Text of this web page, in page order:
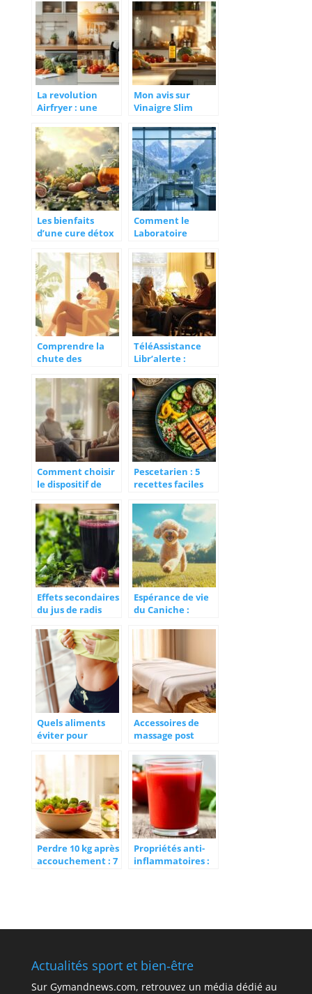
pour
l’incontinence
Différentes
Formes et leur
Ratio
La revolution
Airfryer : une
analyse son
impact calorique
face a la friteuse
Mon avis sur
Vinaigre Slim
test :
Transformation
et Experience
Detaillee
Les bienfaits
d’une cure détox
purifier votre
organisme
Comment le
Laboratoire
Meylan
révolutionne la
beauté naturelle
grâce à
l’excellence de la
nutraceutique
Comprendre la
chute des
accouchement et
ses impacts sur le
bien-être
TéléAssistance
Libr’alerte :
avantages du
crédit d’impôt et
des aides
financières
Comment choisir
le dispositif de
pour garantir la
sécurité des
seniors
Pescetarien : 5
recettes faciles
régime
alimentaire
équilibré au
quotidien
Effets secondaires
du jus de radis
ils ? Guide
complet pour les
mamans
allaitantes
Espérance de vie
du Caniche :
Longévité
Quels aliments
éviter pour
Accessoires de
massage post
le guide complet
pour prendre soin
de votre corps
Perdre 10 kg après
accouchement : 7
Propriétés anti-
inflammatoires :
Actualités sport et bien‑être
Sur Gymandnews.com, retrouvez un média dédié au